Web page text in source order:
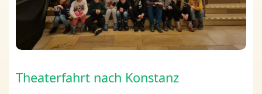
Theaterfahrt nach Konstanz